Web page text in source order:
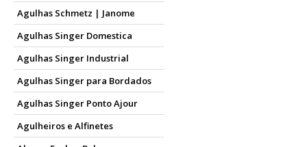
Agulhas Schmetz | Janome
Agulhas Singer Domestica
Agulhas Singer Industrial
Agulhas Singer para Bordados
Agulhas Singer Ponto Ajour
Agulheiros e Alfinetes